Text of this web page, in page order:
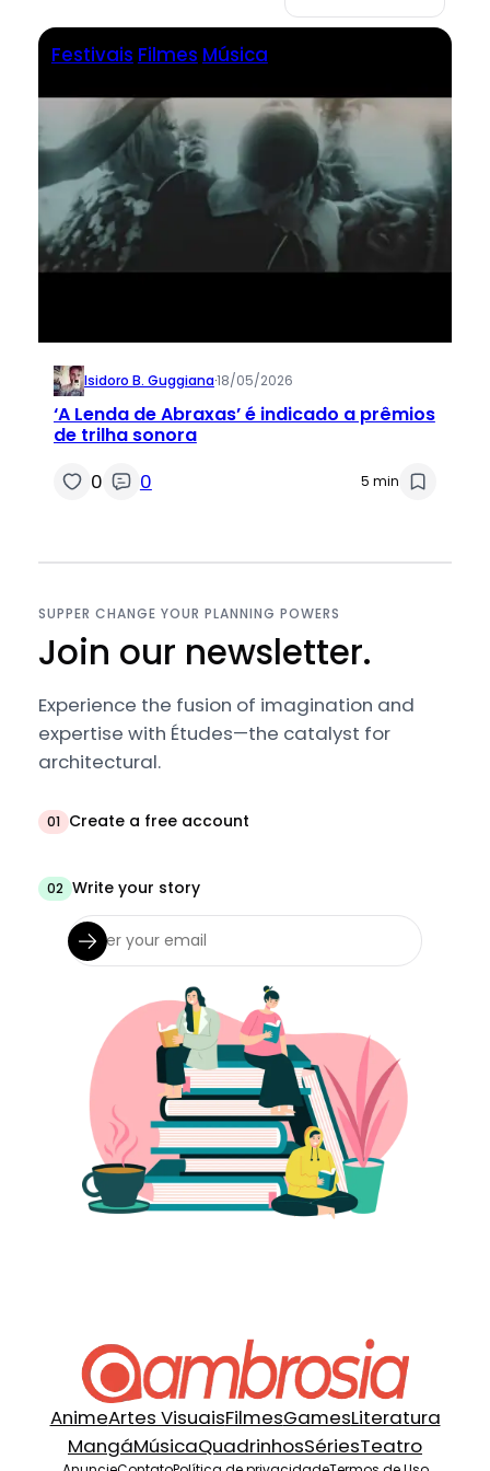
Festivais Filmes Música
Isidoro B. Guggiana·18/05/2026
‘A Lenda de Abraxas’ é indicado a prêmios
de trilha sonora
0 0 5 min
SUPPER CHANGE YOUR PLANNING POWERS
Join our newsletter.
Experience the fusion of imagination and
expertise with Études—the catalyst for
architectural.
01 Create a free account
02 Write your story
AnimeArtes VisuaisFilmesGamesLiteratura
MangáMúsicaQuadrinhosSériesTeatro